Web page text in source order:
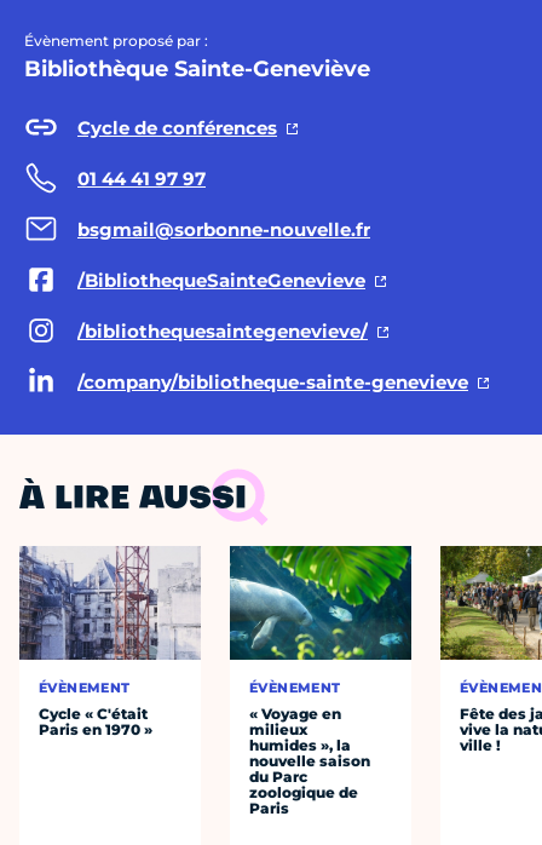
Évènement proposé par :
Bibliothèque Sainte-Geneviève
Cycle de conférences
01 44 41 97 97
bsgmail@sorbonne-nouvelle.fr
/BibliothequeSainteGenevieve
/bibliothequesaintegenevieve/
/company/bibliotheque-sainte-genevieve
À LIRE AUSSI
ÉVÈNEMENT
Cycle « C'était
Paris en 1970 »
ÉVÈNEMENT
« Voyage en
milieux
humides », la
nouvelle saison
du Parc
zoologique de
Paris
Fête des
vive la
ville !